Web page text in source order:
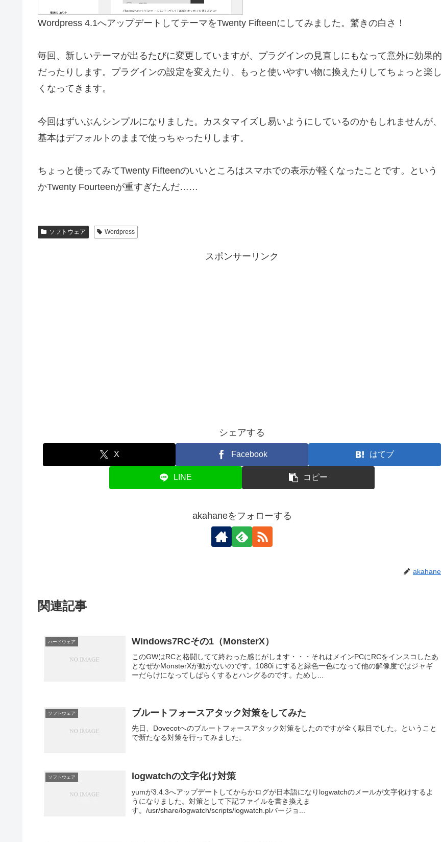
Wordpress 4.1へアップデートしてテーマをTwenty Fifteenにしてみました。驚きの白さ！
毎回、新しいテーマが出るたびに変更していますが、プラグインの見直しにもなって意外に効果的
だったりします。プラグインの設定を変えたり、もっと使いやすい物に換えたりしてちょっと楽し
くなってきます。
今回はずいぶんシンプルになりました。カスタマイズし易いようにしているのかもしれませんが、
基本はデフォルトのままで使っちゃったりします。
ちょっと使ってみてTwenty Fifteenのいいところはスマホでの表示が軽くなったことです。という
かTwenty Fourteenが重すぎたんだ……
ソフトウェア Wordpress
スポンサーリンク
シェアする
X Facebook はてブ
LINE コピー
akahaneをフォローする
akahane
関連記事
ハードウェア Windows7RCその1（MonsterX）
このGWはRCと格闘してて終わった感じがします・・・それはメインPCにRCをインスコしたあ
となぜかMonsterXが動かないのです。1080i にすると緑色一色になって他の解像度ではジャギ
ーだらけになってしばらくするとハングるのです。ためし...
ソフトウェア ブルートフォースアタック対策をしてみた
先日、Dovecotへのブルートフォースアタック対策をしたのですが全く駄目でした。ということ
で新たなる対策を行ってみました。
ソフトウェア logwatchの文字化け対策
yumが3.4.3へアップデートしてからかログが日本語になりlogwatchのメールが文字化けするよ
うになりました。対策として下記ファイルを書き換えま
す。/usr/share/logwatch/scripts/logwatch.plバージョ...